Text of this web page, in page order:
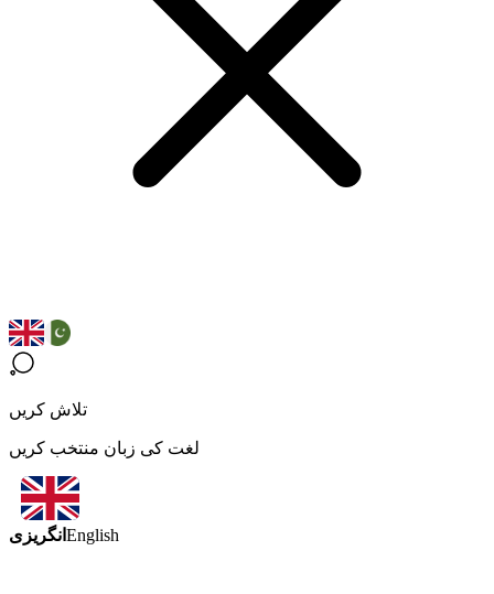
تلاش کریں
لغت کی زبان منتخب کریں
انگریزی English